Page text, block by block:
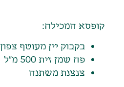
קופסא המכילה:
בקבוק יין מעוטף צפון 750 מ"ל
פח שמן זית 500 מ"ל
צנצנת משתנה